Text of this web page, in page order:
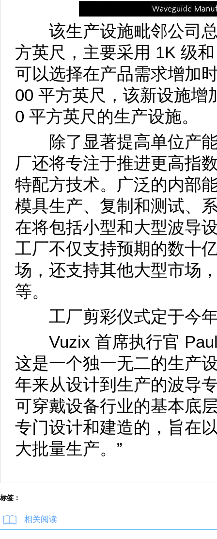
该生产设施毗邻公司总
方英尺，主要采用 1K 级
可以选择在产品需求增加
00 平方英尺，该新设施增
0 平方英尺的生产设施。
除了显著提高单位产能
厂还将专注于推进更高指
特配方技术。广泛的内部
模具生产、复制和测试、
在将包括小型和大型波导
工厂不仅支持预期的数十
场，还支持其他大型市场
等。
工厂剪彩仪式定于今年
Vuzix 首席执行官 Paul
这是一个独一无二的生产
年来从设计到生产的波导
可穿戴设备行业的基本底
专门设计和建造的，旨在
大批量生产。”
标签：
相关阅读